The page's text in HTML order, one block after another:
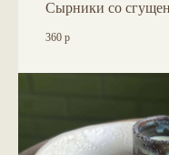
Сырники со
360 р